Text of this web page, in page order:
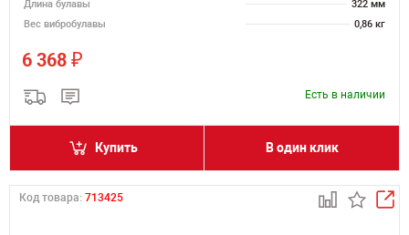
Длина булавы
322 мм
Вес вибробулавы
0,86 кг
6 368 ₽
Есть в наличии
Купить В один клик
Код товара: 713425